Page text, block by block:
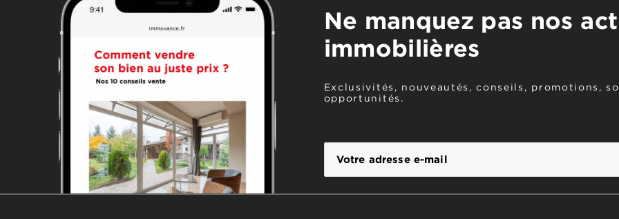
Ne manquez pas nos
immobilières
Exclusivités, nouveautés, conseils, promotions,
opportunités.